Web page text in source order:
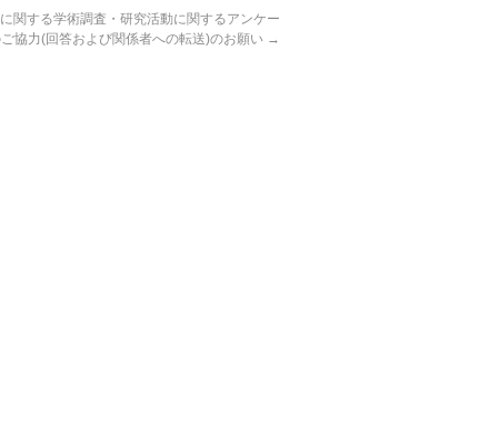
に関する学術調査・研究活動に関するアンケー
ご協力(回答および関係者への転送)のお願い →